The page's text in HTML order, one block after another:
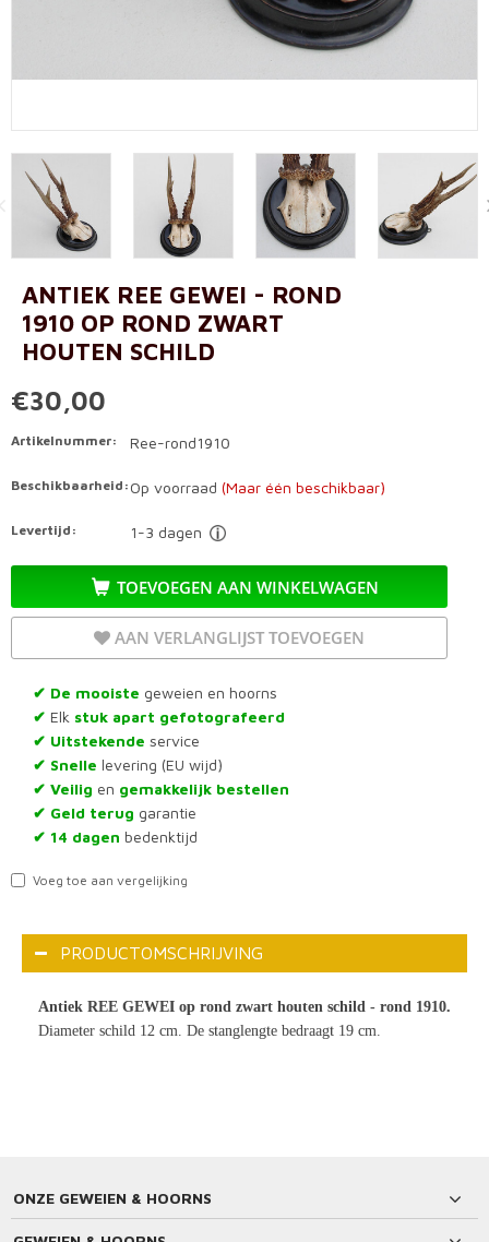
ANTIEK REE GEWEI - ROND
1910 OP ROND ZWART
HOUTEN SCHILD
€30,00
Artikelnummer: Ree-rond1910
Beschikbaarheid: Op voorraad (Maar één beschikbaar)
Levertijd: 1-3 dagen
TOEVOEGEN AAN WINKELWAGEN
AAN VERLANGLIJST TOEVOEGEN
✔ De mooiste geweien en hoorns
✔ Elk stuk apart gefotografeerd
✔ Uitstekende service
✔ Snelle levering (EU wijd)
✔ Veilig en gemakkelijk bestellen
✔ Geld terug garantie
✔ 14 dagen bedenktijd
Voeg toe aan vergelijking
PRODUCTOMSCHRIJVING
Antiek REE GEWEI op rond zwart houten schild - rond 1910.
Diameter schild 12 cm. De stanglengte bedraagt 19 cm.
ONZE GEWEIEN & HOORNS